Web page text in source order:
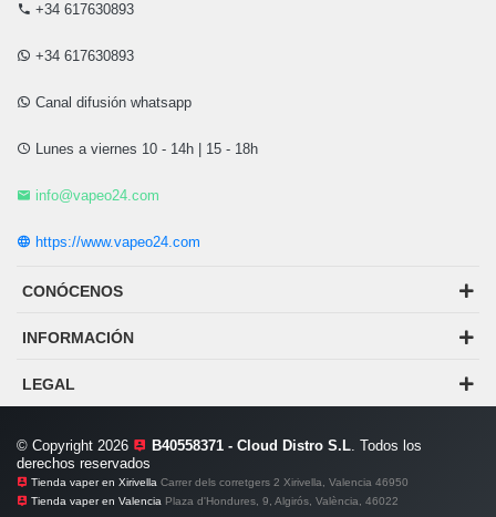
+34 617630893
+34 617630893
Canal difusión whatsapp
Lunes a viernes 10 - 14h | 15 - 18h
info@vapeo24.com
https://www.vapeo24.com
CONÓCENOS
INFORMACIÓN
LEGAL
© Copyright 2026 B40558371 - Cloud Distro S.L. Todos los
derechos reservados
Tienda vaper en Xirivella Carrer dels corretgers 2 Xirivella, Valencia 46950
Tienda vaper en Valencia Plaza d'Hondures, 9, Algirós, València, 46022